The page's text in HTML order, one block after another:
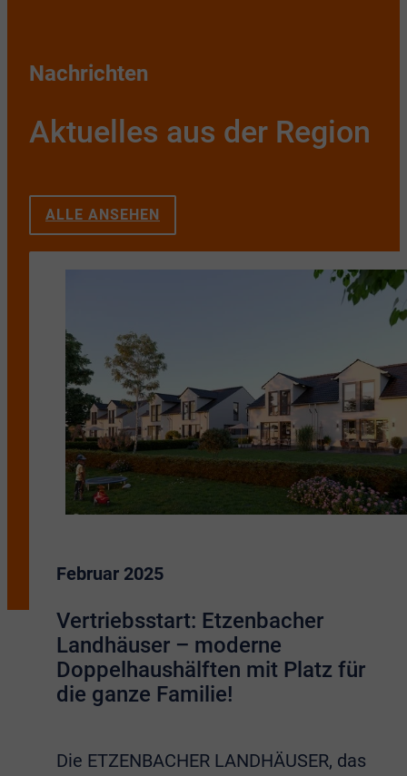
Nachrichten
Aktuelles aus der Region
ALLE ANSEHEN
Februar 2025
Vertriebsstart: Etzenbacher
Landhäuser – moderne
Doppelhaushälften mit Platz für
die ganze Familie!
Die ETZENBACHER LANDHÄUSER, das